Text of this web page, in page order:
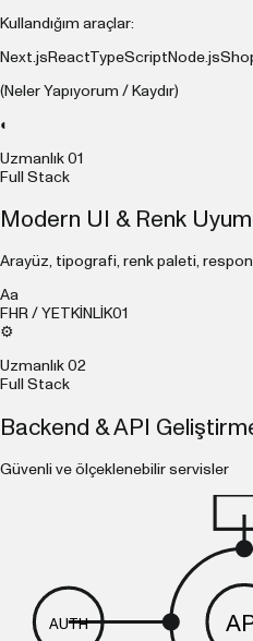
Kullandığım araçlar:
Next.js ReactTypeScript Node.js
(Neler Yapıyorum / Kaydır)
◐
Uzmanlık 01
Full Stack
Modern UI & Renk
Arayüz, tipografi, renk paleti,
Aa
FHR / YETKİNLİK01
⚙
Uzmanlık 02
Full Stack
Backend & API
Güvenli ve ölçeklenebilir servisler
AUTH